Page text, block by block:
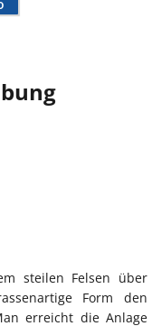
steilen Felsen über
Form den
erreicht die Anlage